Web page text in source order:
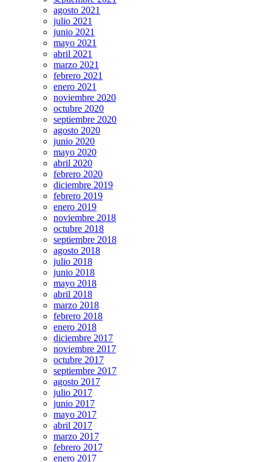
agosto 2021
julio 2021
junio 2021
mayo 2021
abril 2021
marzo 2021
febrero 2021
enero 2021
noviembre 2020
octubre 2020
septiembre 2020
agosto 2020
junio 2020
mayo 2020
abril 2020
febrero 2020
diciembre 2019
febrero 2019
enero 2019
noviembre 2018
octubre 2018
septiembre 2018
agosto 2018
julio 2018
junio 2018
mayo 2018
abril 2018
marzo 2018
febrero 2018
enero 2018
diciembre 2017
noviembre 2017
octubre 2017
septiembre 2017
agosto 2017
julio 2017
junio 2017
mayo 2017
abril 2017
marzo 2017
febrero 2017
enero 2017